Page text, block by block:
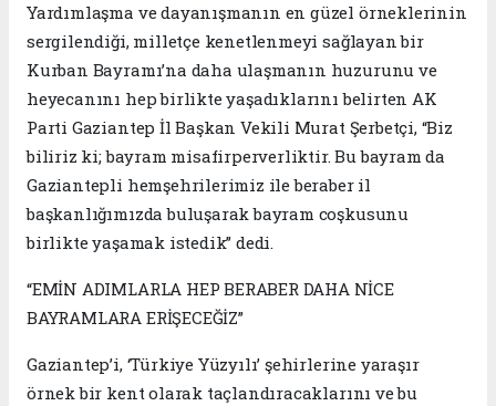
Yardımlaşma ve dayanışmanın en güzel örneklerinin
sergilendiği, milletçe kenetlenmeyi sağlayan bir
Kurban Bayramı’na daha ulaşmanın huzurunu ve
heyecanını hep birlikte yaşadıklarını belirten AK
Parti Gaziantep İl Başkan Vekili Murat Şerbetçi, “Biz
biliriz ki; bayram misafirperverliktir. Bu bayram da
Gaziantepli hemşehrilerimiz ile beraber il
başkanlığımızda buluşarak bayram coşkusunu
birlikte yaşamak istedik” dedi.
“EMİN ADIMLARLA HEP BERABER DAHA NİCE
BAYRAMLARA ERİŞECEĞİZ”
Gaziantep’i, ‘Türkiye Yüzyılı’ şehirlerine yaraşır
örnek bir kent olarak taçlandıracaklarını ve bu